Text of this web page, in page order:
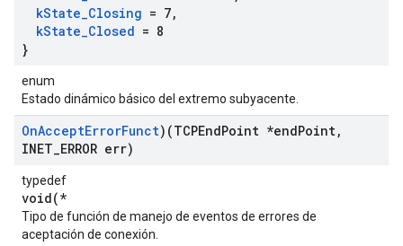
kState_Closing = 7,
kState_Closed = 8
}
enum
Estado dinámico básico del extremo subyacente.
OnAcceptErrorFunct)(TCPEndPoint *endPoint,
INET ERROR err)
typedef
void(*
Tipo de función de manejo de eventos de errores de
aceptación de conexión.